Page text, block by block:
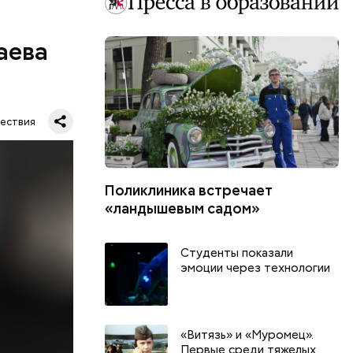
дворе
не
и
Поликлиника встречает
«ландышевым садом»
Студенты показали
эмоции через технологии
«Витязь» и «Муромец».
Первые среди тяжелых